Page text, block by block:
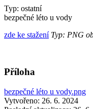
Typ: ostatní
bezpečné léto u vody
zde ke staženíTyp: PNG
Příloha
bezpečné léto u vody.png
Vytvořeno: 26. 6. 2024